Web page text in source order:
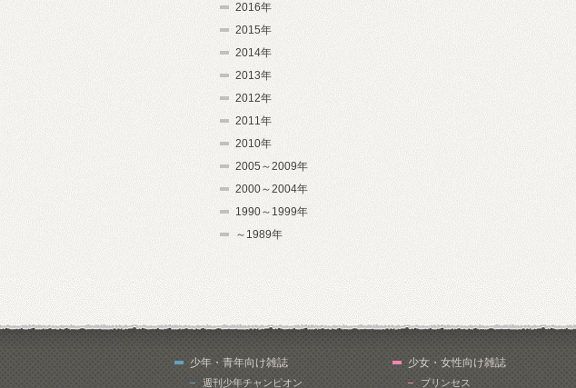
2016年
2015年
2014年
2013年
2012年
2011年
2010年
2005～2009年
2000～2004年
1990～1999年
～1989年
少年・青年向け雑誌
週刊少年チャンピオン
少女・女性向け雑誌
プリンセス